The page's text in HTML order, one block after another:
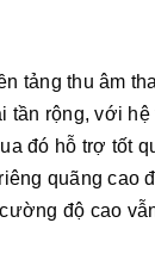
tảng thu âm
tần rộng, với
đó hỗ trợ tốt
quãng cao
độ cao